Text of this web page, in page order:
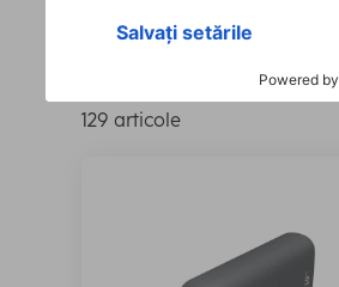
Model compatibil: Mi 10T 5G
129 articole